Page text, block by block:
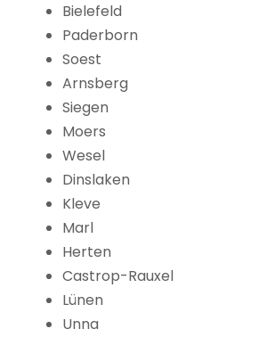
Bielefeld
Paderborn
Soest
Arnsberg
Siegen
Moers
Wesel
Dinslaken
Kleve
Marl
Herten
Castrop-Rauxel
Lünen
Unna